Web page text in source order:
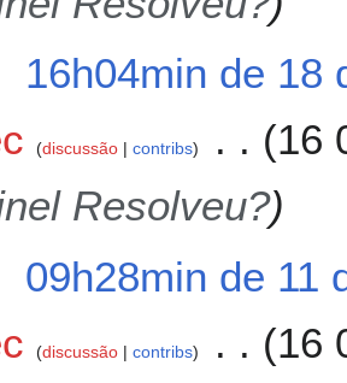
16h04min de 18
discussão contribs
16
Resolveu?
09h28min de 11
discussão contribs
16